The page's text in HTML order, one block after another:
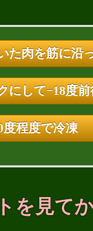
た肉を筋に沿
にして−18度
度程度で冷凍
を見て